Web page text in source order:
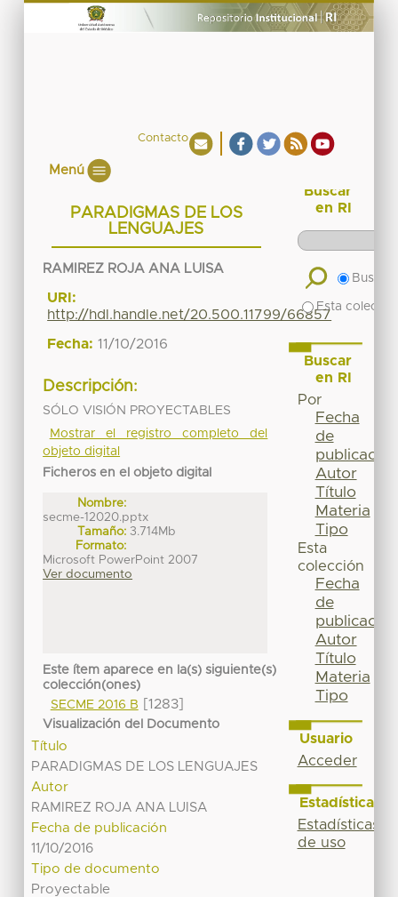
Contacto
Menú
PARADIGMAS DE LOS
LENGUAJES
RAMIREZ ROJA ANA LUISA
URI:
http://hdl.handle.net/20.500.11799/66857
Fecha: 11/10/2016
Descripción:
SÓLO VISIÓN PROYECTABLES
Mostrar el registro completo del
objeto digital
Ficheros en el objeto digital
Nombre:
secme-12020.pptx
Tamaño: 3.714Mb
Formato:
Microsoft PowerPoint 2007
Ver documento
Este ítem aparece en la(s) siguiente(s)
colección(ones)
SECME 2016 B
[1283]
Visualización del Documento
Título
PARADIGMAS DE LOS LENGUAJES
Autor
RAMIREZ ROJA ANA LUISA
Fecha de publicación
11/10/2016
Tipo de documento
Proyectable
Buscar
en RI
Buscar
Esta
Buscar
en RI
Por
Fecha
de
publicación
Autor
Título
Materia
Tipo
Esta
colección
Fecha
de
publicación
Autor
Título
Materia
Tipo
Usuario
Acceder
Estadísticas
Estadísticas
de uso